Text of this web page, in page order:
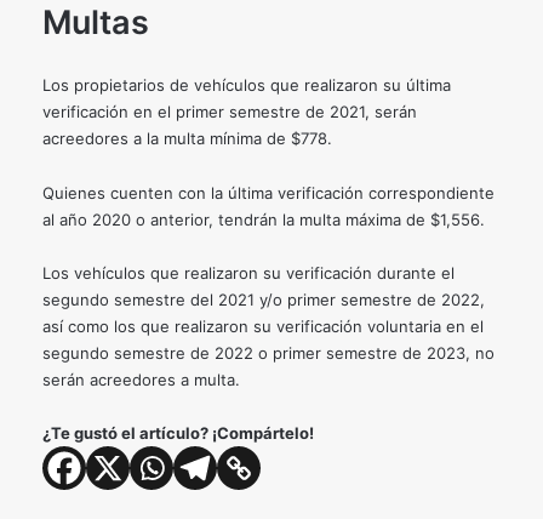
Multas
Los propietarios de vehículos que realizaron su última
verificación en el primer semestre de 2021, serán
acreedores a la multa mínima de $778.
Quienes cuenten con la última verificación correspondiente
al año 2020 o anterior, tendrán la multa máxima de $1,556.
Los vehículos que realizaron su verificación durante el
segundo semestre del 2021 y/o primer semestre de 2022,
así como los que realizaron su verificación voluntaria en el
segundo semestre de 2022 o primer semestre de 2023, no
serán acreedores a multa.
¿Te gustó el artículo? ¡Compártelo!